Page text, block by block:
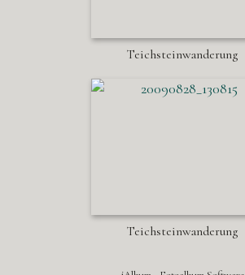
Teichsteinwanderung
Teichsteinwanderung